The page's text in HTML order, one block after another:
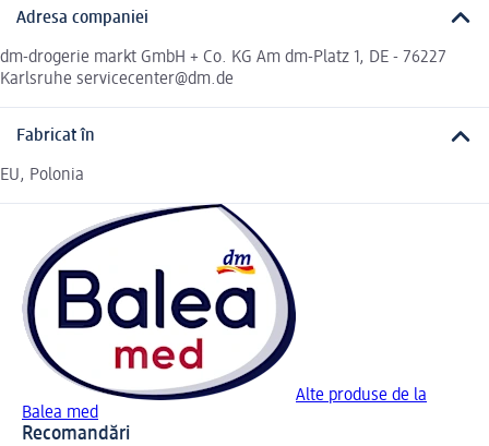
Adresa companiei
dm-drogerie markt GmbH + Co. KG Am dm-Platz 1, DE - 76227
Karlsruhe servicecenter@dm.de
Fabricat în
EU, Polonia
Alte produse de la
Balea med
Recomandări